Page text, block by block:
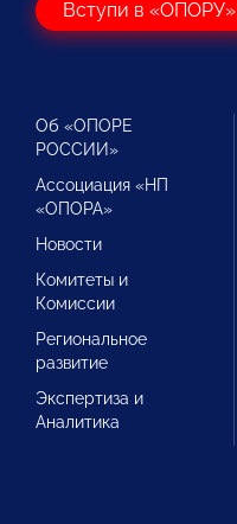
Вступи в «ОПОРУ»
Об «ОПОРЕ
РОССИИ»
Ассоциация «НП
«ОПОРА»
Новости
Комитеты и
Комиссии
Региональное
развитие
Экспертиза и
Аналитика